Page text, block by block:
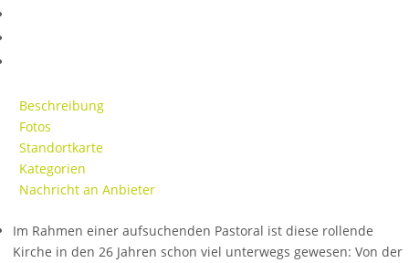
Beschreibung
Fotos
Standortkarte
Kategorien
Nachricht an Anbieter
Im Rahmen einer aufsuchenden Pastoral ist diese rollende
Kirche in den 26 Jahren schon viel unterwegs gewesen: Von der